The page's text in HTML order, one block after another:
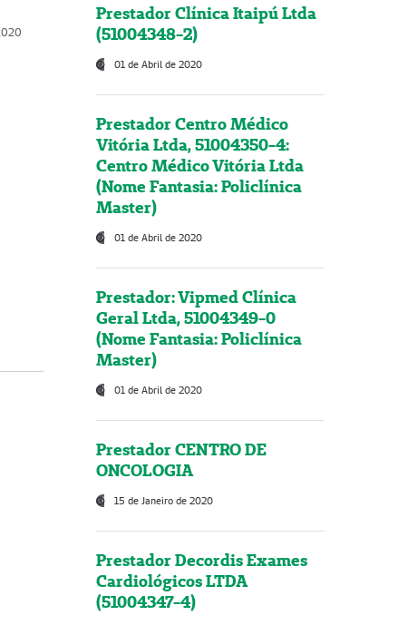
Prestador Clínica Itaipú Ltda
(51004348-2)
01 de Abril de 2020
Prestador Centro Médico
Vitória Ltda, 51004350-4:
Centro Médico Vitória Ltda
(Nome Fantasia: Policlínica
Master)
01 de Abril de 2020
Prestador: Vipmed Clínica
Geral Ltda, 51004349-0
(Nome Fantasia: Policlínica
Master)
01 de Abril de 2020
Prestador CENTRO DE
ONCOLOGIA
15 de Janeiro de 2020
Prestador Decordis Exames
Cardiológicos LTDA
(51004347-4)